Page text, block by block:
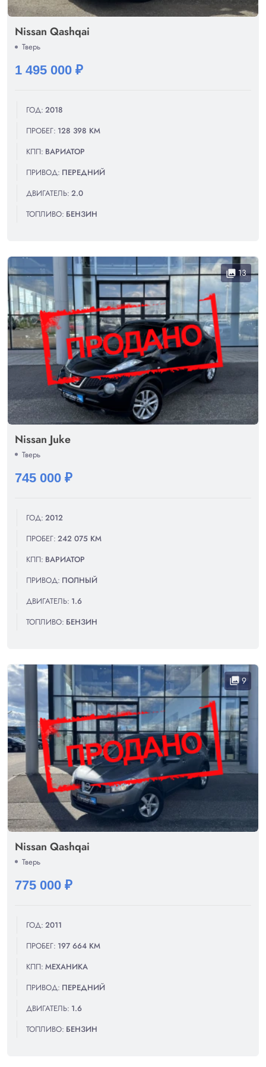
Nissan Qashqai
Тверь
1 495 000 ₽
ГОД: 2018
ПРОБЕГ: 128 398 КМ
КПП: ВАРИАТОР
ПРИВОД: ПЕРЕДНИЙ
ДВИГАТЕЛЬ: 2.0
ТОПЛИВО: БЕНЗИН
collections 13
Nissan Juke
Тверь
745 000 ₽
ГОД: 2012
ПРОБЕГ: 242 075 КМ
КПП: ВАРИАТОР
ПРИВОД: ПОЛНЫЙ
ДВИГАТЕЛЬ: 1.6
ТОПЛИВО: БЕНЗИН
collections9
Nissan Qashqai
Тверь
775 000 ₽
ГОД: 2011
ПРОБЕГ: 197 664 КМ
КПП: МЕХАНИКА
ПРИВОД: ПЕРЕДНИЙ
ДВИГАТЕЛЬ: 1.6
ТОПЛИВО: БЕНЗИН